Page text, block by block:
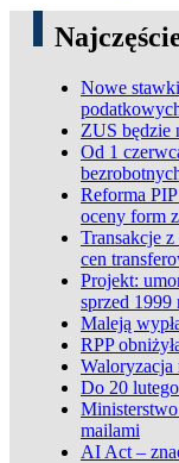
Nowe stawki
ZUS będzie
Od 1
Reforma
oceny form
Transakcje
cen
Projekt:
sprzed 1999
Maleją
RPP
Waloryzacja
Do 20
mailami
AI Act –